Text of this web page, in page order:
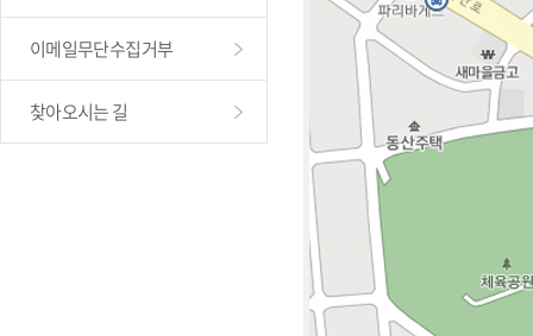
이메일무단수집거부
찾아오시는 길